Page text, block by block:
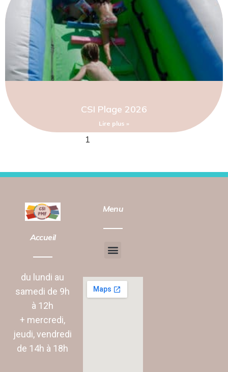
CSI Plage 2026
Lire plus »
1
Accueil
du lundi au
samedi de 9h
à 12h
+ mercredi,
jeudi, vendredi
de 14h à 18h
Menu